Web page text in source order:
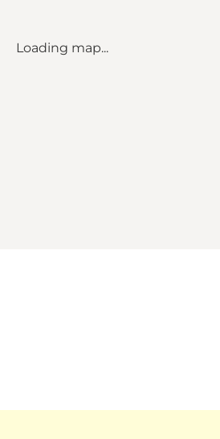
Loading map...